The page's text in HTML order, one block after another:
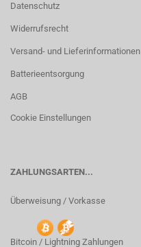
Datenschutz
Widerrufsrecht
Versand- und Lieferinformationen
Batterieentsorgung
AGB
Cookie Einstellungen
ZAHLUNGSARTEN...
Überweisung / Vorkasse
Bitcoin / Lightning Zahlungen